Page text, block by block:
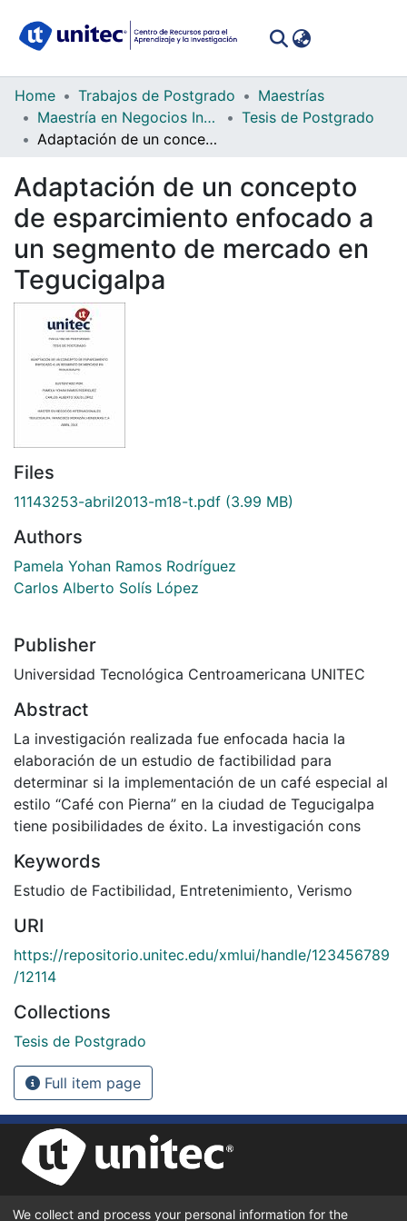
Communities
Collections
All of DSpace
Statistics
Home Trabajos de Postgrado
Maestrías
Maestría en Negocios Internacionales para Latinoamérica (Global MBA)
Tesis de Postgrado
Adaptación de un concepto de esparcimiento enfocado a un segmento de mercado en Tegucigalpa
Adaptación de un concepto
de esparcimiento enfocado a
un segmento de mercado en
Tegucigalpa
Files
11143253-abril2013-m18-t.pdf (3.99 MB)
Authors
Pamela Yohan Ramos Rodríguez
Carlos Alberto Solís López
Publisher
Universidad Tecnológica Centroamericana UNITEC
Abstract
La investigación realizada fue enfocada hacia la
elaboración de un estudio de factibilidad para
determinar si la implementación de un café especial al
estilo “Café con Pierna” en la ciudad de Tegucigalpa
tiene posibilidades de éxito. La investigación cons
Keywords
Estudio de Factibilidad, Entretenimiento, Verismo
URI
https://repositorio.unitec.edu/xmlui/handle/123456789
/12114
Collections
Tesis de Postgrado
Full item page
We collect and process your personal information for the